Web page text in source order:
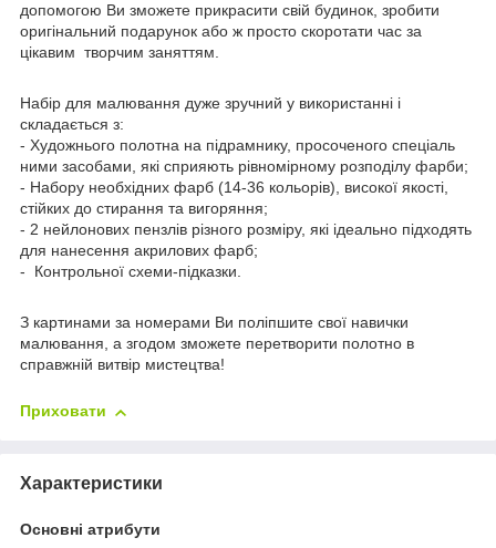
допомогою Ви зможете прикрасити свій будинок, зробити
оригінальний подарунок або ж просто скоротати час за
цікавим творчим заняттям.
Набір для малювання дуже зручний у використанні і
складається з:
- Художнього полотна на підрамнику, просоченого спеціаль
ними засобами, які сприяють рівномірному розподілу фарби;
- Набору необхідних фарб (14-36 кольорів), високої якості,
стійких до стирання та вигоряння;
- 2 нейлонових пензлів різного розміру, які ідеально підходять
для нанесення акрилових фарб;
- Контрольної схеми-підказки.
З картинами за номерами Ви поліпшите свої навички
малювання, а згодом зможете перетворити полотно в
справжній витвір мистецтва!
Приховати
Характеристики
Основні атрибути